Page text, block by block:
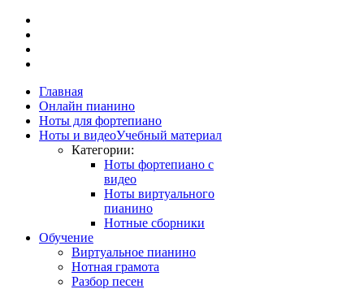
Главная
Онлайн пианино
Ноты для фортепиано
Ноты и видеоУчебный материал
Категории:
Ноты фортепиано с
видео
Ноты виртуального
пианино
Нотные сборники
Обучение
Виртуальное пианино
Нотная грамота
Разбор песен